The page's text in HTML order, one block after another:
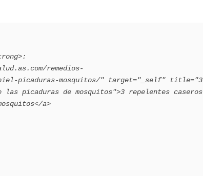
picaduras-mosquitos/" target="_self" title="3
picaduras de mosquitos">3 repelentes caseros
a>